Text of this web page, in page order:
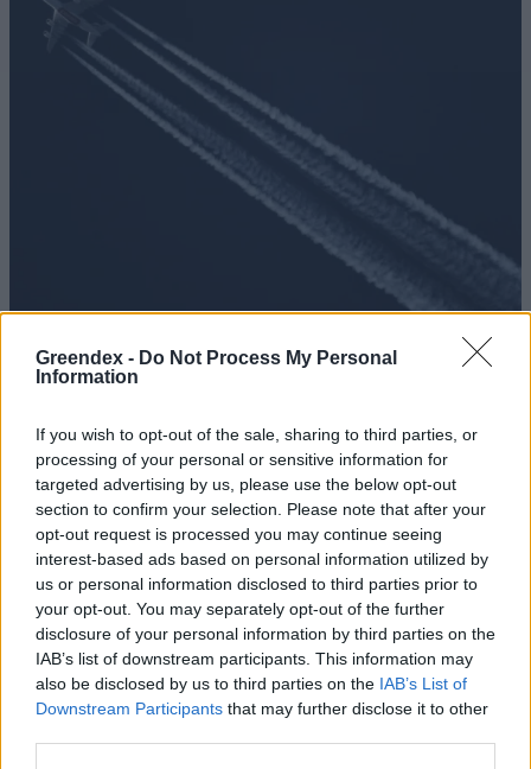
Greendex - Do Not Process My Personal
Information
If you wish to opt-out of the sale, sharing to third parties, or
processing of your personal or sensitive information for
targeted advertising by us, please use the below opt-out
section to confirm your selection. Please note that after your
opt-out request is processed you may continue seeing
interest-based ads based on personal information utilized by
us or personal information disclosed to third parties prior to
your opt-out. You may separately opt-out of the further
disclosure of your personal information by third parties on the
IAB’s list of downstream participants. This information may
also be disclosed by us to third parties on the IAB’s List of
Downstream Participants that may further disclose it to other
repülőgép-üzemanyag piaca?
Greendex Szemle
Zöld üzemanyag a jövő
Greendex Szemle
Milyen üzemanyagot használunk